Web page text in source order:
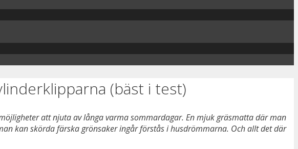
(bäst i test)
att njuta av långa varma sommardagar. En mjuk gräsmatta där man
kan skörda färska grönsaker ingår förstås i husdrömmarna. Och allt det där